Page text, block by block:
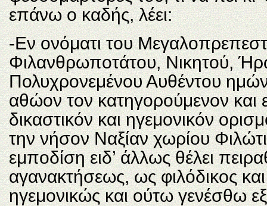
επάνω ο καδής, λέει:
-Εν ονόματι του
Φιλανθρωποτάτου, Νικητού,
Πολυχρονεμένου Αυθέντου
αθώον τον κατηγορούμενον και
δικαστικόν και ηγεμονικόν
την νήσον Ναξίαν χωρίου
εμποδίση ειδ’ άλλως θέλει
αγανακτήσεως, ως φιλόδικος
ηγεμονικώς και ούτω γενέσθω